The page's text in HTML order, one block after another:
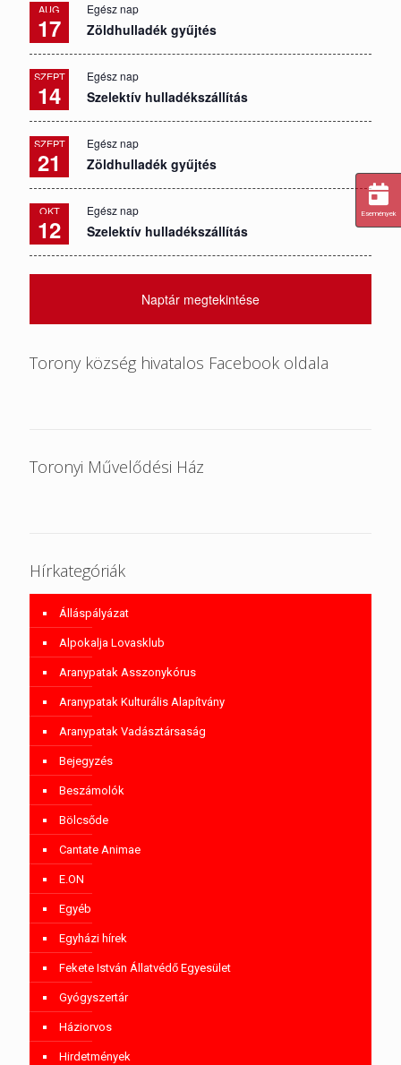
AUG
17
Egész nap
Zöldhulladék gyűjtés
SZEPT
14
Egész nap
Szelektív hulladékszállítás
SZEPT
21
Egész nap
Zöldhulladék gyűjtés
OKT
12
Egész nap
Szelektív hulladékszállítás
Naptár megtekintése
Torony község hivatalos Facebook oldala
Toronyi Művelődési Ház
Hírkategóriák
Álláspályázat
Alpokalja Lovasklub
Aranypatak Asszonykórus
Aranypatak Kulturális Alapítvány
Aranypatak Vadásztársaság
Bejegyzés
Beszámolók
Bölcsőde
Cantate Animae
E.ON
Egyéb
Egyházi hírek
Fekete István Állatvédő Egyesület
Gyógyszertár
Háziorvos
Hirdetmények
Események